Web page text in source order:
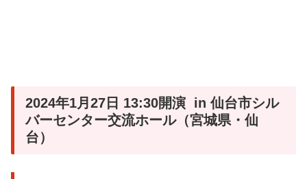
2024年1月27日 13:30開演 in 仙台市シル
バーセンター交流ホール（宮城県・仙
台）